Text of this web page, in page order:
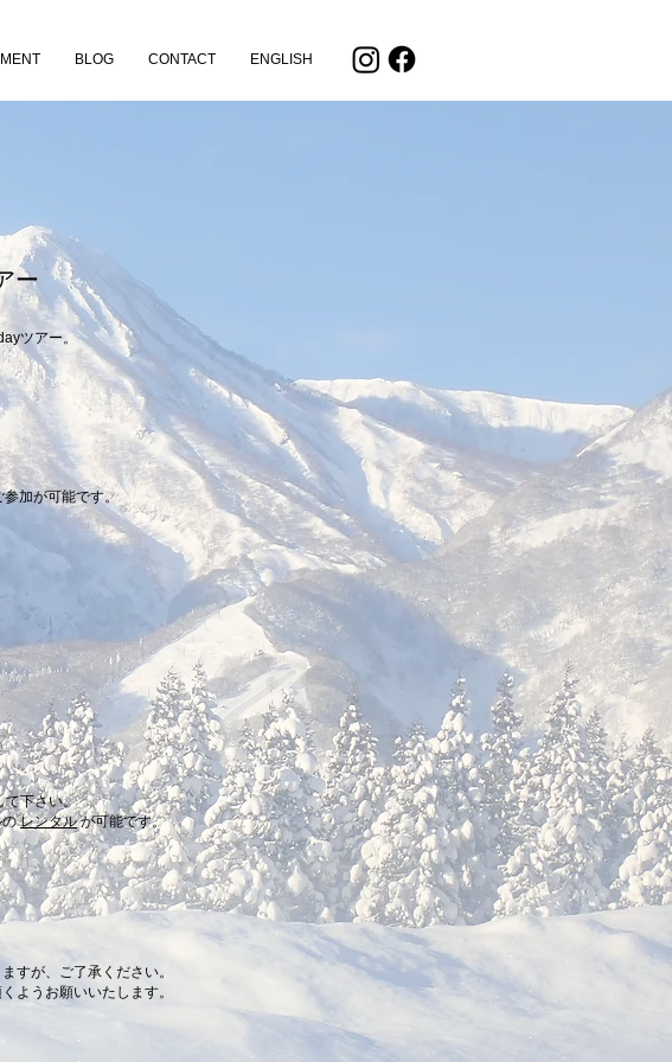
BLOG CONTACT ENGLISH
ー
ツアー。
加が可能です。
て下さい。
のレンタルが可能です。
すが、ご了承ください。
ようお願いいたします。